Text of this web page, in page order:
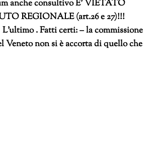
anche consultivo E’ VIETATO
REGIONALE (art.26 e 27)!!!
. Fatti certi: – la commissione
Veneto non si è accorta di quello che